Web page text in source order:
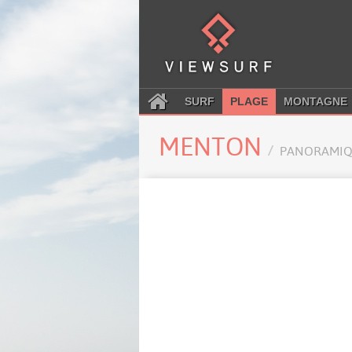
SURF PLAGE MONTAGNE
MENTON